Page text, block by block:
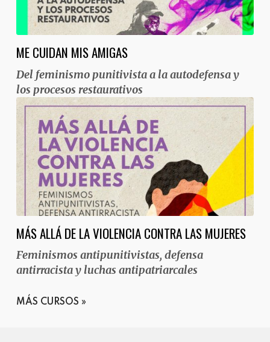
ME CUIDAN MIS AMIGAS
Del feminismo punitivista a la autodefensa y
los procesos restaurativos
MÁS ALLÁ DE LA VIOLENCIA CONTRA LAS MUJERES
Feminismos antipunitivistas, defensa
antirracista y luchas antipatriarcales
MÁS CURSOS